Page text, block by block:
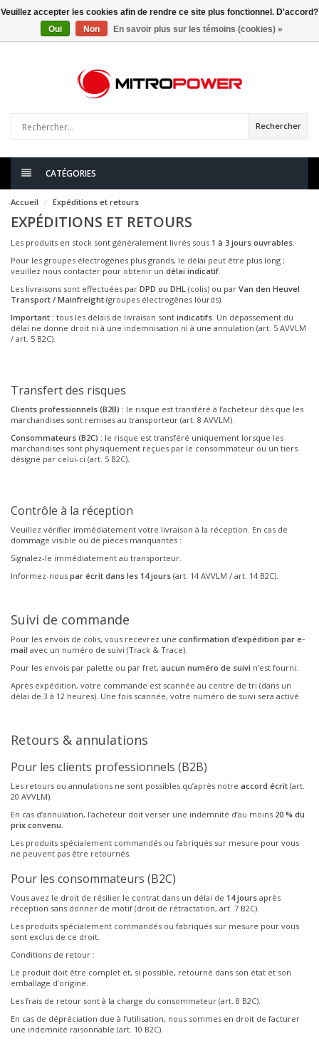
0articles
Rechercher
CATÉGORIES
Accueil Expéditions et retours
EXPÉDITIONS ET RETOURS
Les produits en stock sont généralement livrés sous 1 à 3 jours ouvrables.
Pour les groupes électrogènes plus grands, le délai peut être plus long ;
veuillez nous contacter pour obtenir un délai indicatif.
Les livraisons sont effectuées par DPD ou DHL (colis) ou par Van den Heuvel
Transport / Mainfreight (groupes électrogènes lourds).
Important : tous les délais de livraison sont indicatifs. Un dépassement du
délai ne donne droit ni à une indemnisation ni à une annulation (art. 5 AVVLM
/ art. 5 B2C).
Transfert des risques
Clients professionnels (B2B) : le risque est transféré à l’acheteur dès que les
marchandises sont remises au transporteur (art. 8 AVVLM).
Consommateurs (B2C) : le risque est transféré uniquement lorsque les
marchandises sont physiquement reçues par le consommateur ou un tiers
désigné par celui-ci (art. 5 B2C).
Contrôle à la réception
Veuillez vérifier immédiatement votre livraison à la réception. En cas de
dommage visible ou de pièces manquantes :
Signalez-le immédiatement au transporteur.
Informez-nous par écrit dans les 14 jours (art. 14 AVVLM / art. 14 B2C).
Suivi de commande
Pour les envois de colis, vous recevrez une confirmation d’expédition par e-
mail avec un numéro de suivi (Track & Trace).
Pour les envois par palette ou par fret, aucun numéro de suivi n’est fourni.
Après expédition, votre commande est scannée au centre de tri (dans un
délai de 3 à 12 heures). Une fois scannée, votre numéro de suivi sera activé.
Retours & annulations
Pour les clients professionnels (B2B)
Les retours ou annulations ne sont possibles qu’après notre accord écrit (art.
20 AVVLM).
En cas d’annulation, l’acheteur doit verser une indemnité d’au moins 20 % du
prix convenu.
Les produits spécialement commandés ou fabriqués sur mesure pour vous
ne peuvent pas être retournés.
Pour les consommateurs (B2C)
Vous avez le droit de résilier le contrat dans un délai de 14 jours après
réception sans donner de motif (droit de rétractation, art. 7 B2C).
Les produits spécialement commandés ou fabriqués sur mesure pour vous
sont exclus de ce droit.
Conditions de retour :
Le produit doit être complet et, si possible, retourné dans son état et son
emballage d’origine.
Les frais de retour sont à la charge du consommateur (art. 8 B2C).
En cas de dépréciation due à l’utilisation, nous sommes en droit de facturer
une indemnité raisonnable (art. 10 B2C).
Veuillez accepter les cookies afin de rendre ce site plus fonctionnel. D'accord?
Oui
Non En savoir plus sur les témoins (cookies) »